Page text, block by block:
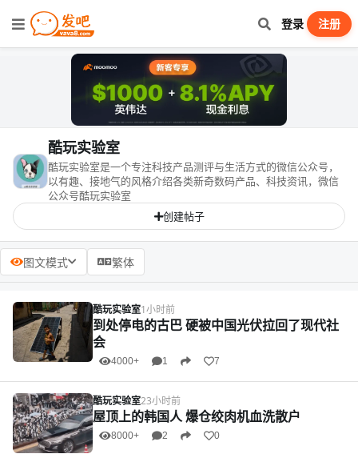
登录 注册
酷玩实验室
酷玩实验室是一个专注科技产品测评与生活方式的微信公众号，
以有趣、接地气的风格介绍各类新奇数码产品、科技资讯，微信
公众号酷玩实验室
创建帖子
图文模式 繁体
酷玩实验室1小时前
到处停电的古巴 硬被中国光伏拉回了现代社
会
4000+ 1 7
酷玩实验室23小时前
屋顶上的韩国人 爆仓绞肉机血洗散户
8000+ 2 0